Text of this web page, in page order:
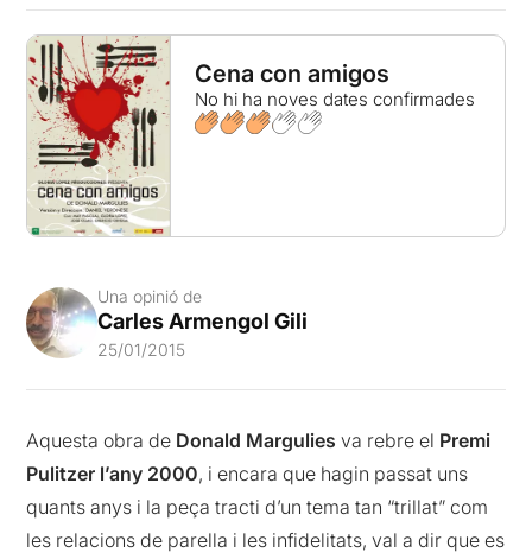
Cena con amigos
No hi ha noves dates confirmades
Una opinió de
Carles Armengol Gili
25/01/2015
Aquesta obra de Donald Marguliesva rebre el Premi
Pulitzer l’any 2000, i encara que hagin passat uns
quants anys i la peça tracti d’un tema tan “trillat” com
les relacions de parella i les infidelitats, val a dir que es